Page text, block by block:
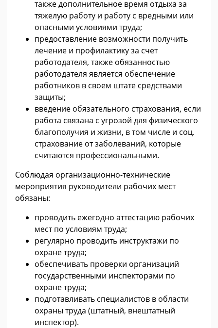
также дополнительное время отдыха за
тяжелую работу и работу с вредными или
опасными условиями труда;
предоставление возможности получить
лечение и профилактику за счет
работодателя, также обязанностью
работодателя является обеспечение
работников в своем штате средствами
защиты;
введение обязательного страхования, если
работа связана с угрозой для физического
благополучия и жизни, в том числе и соц.
страхование от заболеваний, которые
считаются профессиональными.
Соблюдая организационно-технические
мероприятия руководители рабочих мест
обязаны:
проводить ежегодно аттестацию рабочих
мест по условиям труда;
регулярно проводить инструктажи по
охране труда;
обеспечивать проверки организаций
государственными инспекторами по
охране труда;
подготавливать специалистов в области
охраны труда (штатный, внештатный
инспектор).